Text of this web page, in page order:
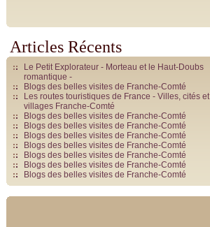
Articles Récents
Le Petit Explorateur - Morteau et le Haut-Doubs
romantique -
Blogs des belles visites de Franche-Comté
Les routes touristiques de France - Villes, cités et
villages Franche-Comté
Blogs des belles visites de Franche-Comté
Blogs des belles visites de Franche-Comté
Blogs des belles visites de Franche-Comté
Blogs des belles visites de Franche-Comté
Blogs des belles visites de Franche-Comté
Blogs des belles visites de Franche-Comté
Blogs des belles visites de Franche-Comté